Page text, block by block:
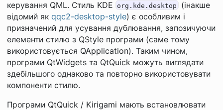
керування QML. Стиль KDE
org.kde.desktop
(інакше
відомий як qqc2-desktop-style) є особливим і
призначений для усування дублювання, запозичуючи
елементи стилю з QStyle програми (саме тому
використовується QApplication). Таким чином,
програми QtWidgets та QtQuick можуть виглядати
здебільшого однаково та повторно використовувати
компоненти стилю.
Програми QtQuick / Kirigami мають встановлювати